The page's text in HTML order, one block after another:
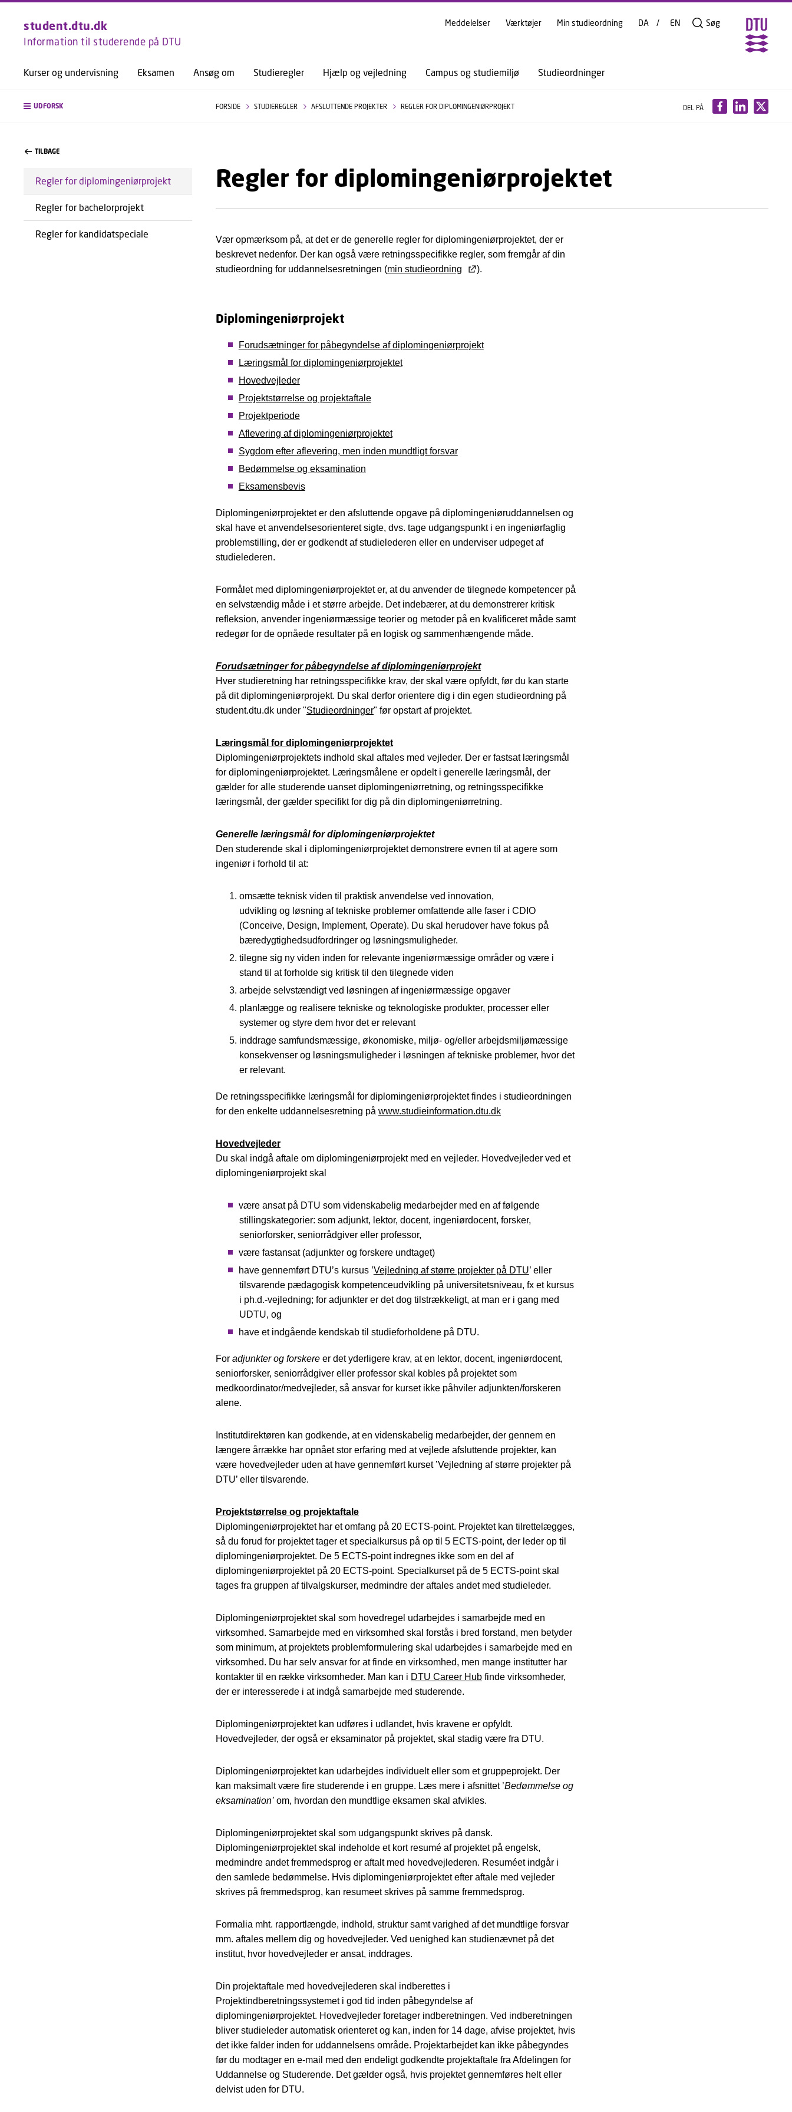
GÅ TIL PRIMÆRT INDHOLD (TRYK ENTER).
student.dtu.dk
Information til studerende på DTU
Kurser og undervisning Eksamen Ansøg om Studieregler Hjælp og vejledning Campus og studiemiljø Studieordninger
Meddelelser Værktøjer Min studieordning DA EN Søg
UDFORSK FORSIDE STUDIEREGLER AFSLUTTENDE PROJEKTER REGLER FOR DIPLOMINGENIØRPROJEKT DEL PÅ
TILBAGE
Regler for diplomingeniørprojekt
Regler for bachelorprojekt
Regler for kandidatspeciale
Regler for diplomingeniørprojektet
Vær opmærksom på, at det er de generelle regler for diplomingeniørprojektet, der er
beskrevet nedenfor. Der kan også være retningsspecifikke regler, som fremgår af din
studieordning for uddannelsesretningen (min studieordning ).
Diplomingeniørprojekt
Forudsætninger for påbegyndelse af diplomingeniørprojekt
Læringsmål for diplomingeniørprojektet
Hovedvejleder
Projektstørrelse og projektaftale
Projektperiode
Aflevering af diplomingeniørprojektet
Sygdom efter aflevering, men inden mundtligt forsvar
Bedømmelse og eksamination
Eksamensbevis
Diplomingeniørprojektet er den afsluttende opgave på diplomingeniøruddannelsen og
skal have et anvendelsesorienteret sigte, dvs. tage udgangspunkt i en ingeniørfaglig
problemstilling, der er godkendt af studielederen eller en underviser udpeget af
studielederen.
Formålet med diplomingeniørprojektet er, at du anvender de tilegnede kompetencer på
en selvstændig måde i et større arbejde. Det indebærer, at du demonstrerer kritisk
refleksion, anvender ingeniørmæssige teorier og metoder på en kvalificeret måde samt
redegør for de opnåede resultater på en logisk og sammenhængende måde.
Forudsætninger for påbegyndelse af diplomingeniørprojekt
Hver studieretning har retningsspecifikke krav, der skal være opfyldt, før du kan starte
på dit diplomingeniørprojekt. Du skal derfor orientere dig i din egen studieordning på
student.dtu.dk under "Studieordninger" før opstart af projektet.
Læringsmål for diplomingeniørprojektet
Diplomingeniørprojektets indhold skal aftales med vejleder. Der er fastsat læringsmål
for diplomingeniørprojektet. Læringsmålene er opdelt i generelle læringsmål, der
gælder for alle studerende uanset diplomingeniørretning, og retningsspecifikke
læringsmål, der gælder specifikt for dig på din diplomingeniørretning.
Generelle læringsmål for diplomingeniørprojektet
Den studerende skal i diplomingeniørprojektet demonstrere evnen til at agere som
ingeniør i forhold til at:
omsætte teknisk viden til praktisk anvendelse ved innovation,
udvikling og løsning af tekniske problemer omfattende alle faser i CDIO
(Conceive, Design, Implement, Operate). Du skal herudover have fokus på
bæredygtighedsudfordringer og løsningsmuligheder.
tilegne sig ny viden inden for relevante ingeniørmæssige områder og være i
stand til at forholde sig kritisk til den tilegnede viden
arbejde selvstændigt ved løsningen af ingeniørmæssige opgaver
planlægge og realisere tekniske og teknologiske produkter, processer eller
systemer og styre dem hvor det er relevant
inddrage samfundsmæssige, økonomiske, miljø- og/eller arbejdsmiljømæssige
konsekvenser og løsningsmuligheder i løsningen af tekniske problemer, hvor det
er relevant.
De retningsspecifikke læringsmål for diplomingeniørprojektet findes i studieordningen
for den enkelte uddannelsesretning på www.studieinformation.dtu.dk
Hovedvejleder
Du skal indgå aftale om diplomingeniørprojekt med en vejleder. Hovedvejleder ved et
diplomingeniørprojekt skal
være ansat på DTU som videnskabelig medarbejder med en af følgende
stillingskategorier: som adjunkt, lektor, docent, ingeniørdocent, forsker,
seniorforsker, seniorrådgiver eller professor,
være fastansat (adjunkter og forskere undtaget)
have gennemført DTU’s kursus ’Vejledning af større projekter på DTU’ eller
tilsvarende pædagogisk kompetenceudvikling på universitetsniveau, fx et kursus
i ph.d.-vejledning; for adjunkter er det dog tilstrækkeligt, at man er i gang med
UDTU, og
have et indgående kendskab til studieforholdene på DTU.
For adjunkter og forskereer det yderligere krav, at en lektor, docent, ingeniørdocent,
seniorforsker, seniorrådgiver eller professor skal kobles på projektet som
medkoordinator/medvejleder, så ansvar for kurset ikke påhviler adjunkten/forskeren
alene.
Institutdirektøren kan godkende, at en videnskabelig medarbejder, der gennem en
længere årrække har opnået stor erfaring med at vejlede afsluttende projekter, kan
være hovedvejleder uden at have gennemført kurset ’Vejledning af større projekter på
DTU’ eller tilsvarende.
Projektstørrelse og projektaftale
Diplomingeniørprojektet har et omfang på 20 ECTS-point. Projektet kan tilrettelægges,
så du forud for projektet tager et specialkursus på op til 5 ECTS-point, der leder op til
diplomingeniørprojektet. De 5 ECTS-point indregnes ikke som en del af
diplomingeniørprojektet på 20 ECTS-point. Specialkurset på de 5 ECTS-point skal
tages fra gruppen af tilvalgskurser, medmindre der aftales andet med studieleder.
Diplomingeniørprojektet skal som hovedregel udarbejdes i samarbejde med en
virksomhed. Samarbejde med en virksomhed skal forstås i bred forstand, men betyder
som minimum, at projektets problemformulering skal udarbejdes i samarbejde med en
virksomhed. Du har selv ansvar for at finde en virksomhed, men mange institutter har
kontakter til en række virksomheder. Man kan i DTU Career Hubfinde virksomheder,
der er interesserede i at indgå samarbejde med studerende.
Diplomingeniørprojektet kan udføres i udlandet, hvis kravene er opfyldt.
Hovedvejleder, der også er eksaminator på projektet, skal stadig være fra DTU.
Diplomingeniørprojektet kan udarbejdes individuelt eller som et gruppeprojekt. Der
kan maksimalt være fire studerende i en gruppe. Læs mere i afsnittet ’Bedømmelse og
eksamination’om, hvordan den mundtlige eksamen skal afvikles.
Diplomingeniørprojektet skal som udgangspunkt skrives på dansk.
Diplomingeniørprojektet skal indeholde et kort resumé af projektet på engelsk,
medmindre andet fremmedsprog er aftalt med hovedvejlederen. Resuméet indgår i
den samlede bedømmelse. Hvis diplomingeniørprojektet efter aftale med vejleder
skrives på fremmedsprog, kan resumeet skrives på samme fremmedsprog.
Formalia mht. rapportlængde, indhold, struktur samt varighed af det mundtlige forsvar
mm. aftales mellem dig og hovedvejleder. Ved uenighed kan studienævnet på det
institut, hvor hovedvejleder er ansat, inddrages.
Din projektaftale med hovedvejlederen skal indberettes i
Projektindberetningssystemet i god tid inden påbegyndelse af
diplomingeniørprojektet. Hovedvejleder foretager indberetningen. Ved indberetningen
bliver studieleder automatisk orienteret og kan, inden for 14 dage, afvise projektet, hvis
det ikke falder inden for uddannelsens område. Projektarbejdet kan ikke påbegyndes
før du modtager en e-mail med den endeligt godkendte projektaftale fra Afdelingen for
Uddannelse og Studerende. Det gælder også, hvis projektet gennemføres helt eller
delvist uden for DTU.